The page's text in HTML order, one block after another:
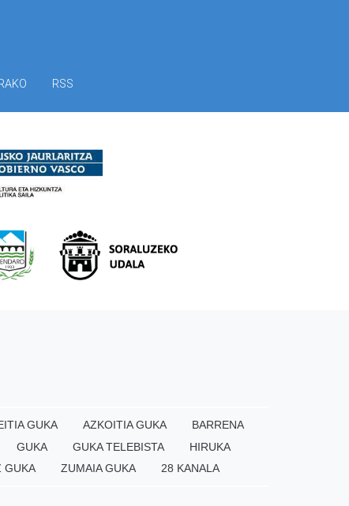
RSS
GUKA AZKOITIA GUKA
BARRENA
GUKA GUKA TELEBISTA
HIRUKA
GUKA ZUMAIA GUKA 28 KANALA